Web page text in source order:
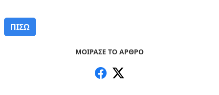
ΜΟΙΡΑΣΕ ΤΟ ΑΡΘΡΟ
ΠΙΣΩ